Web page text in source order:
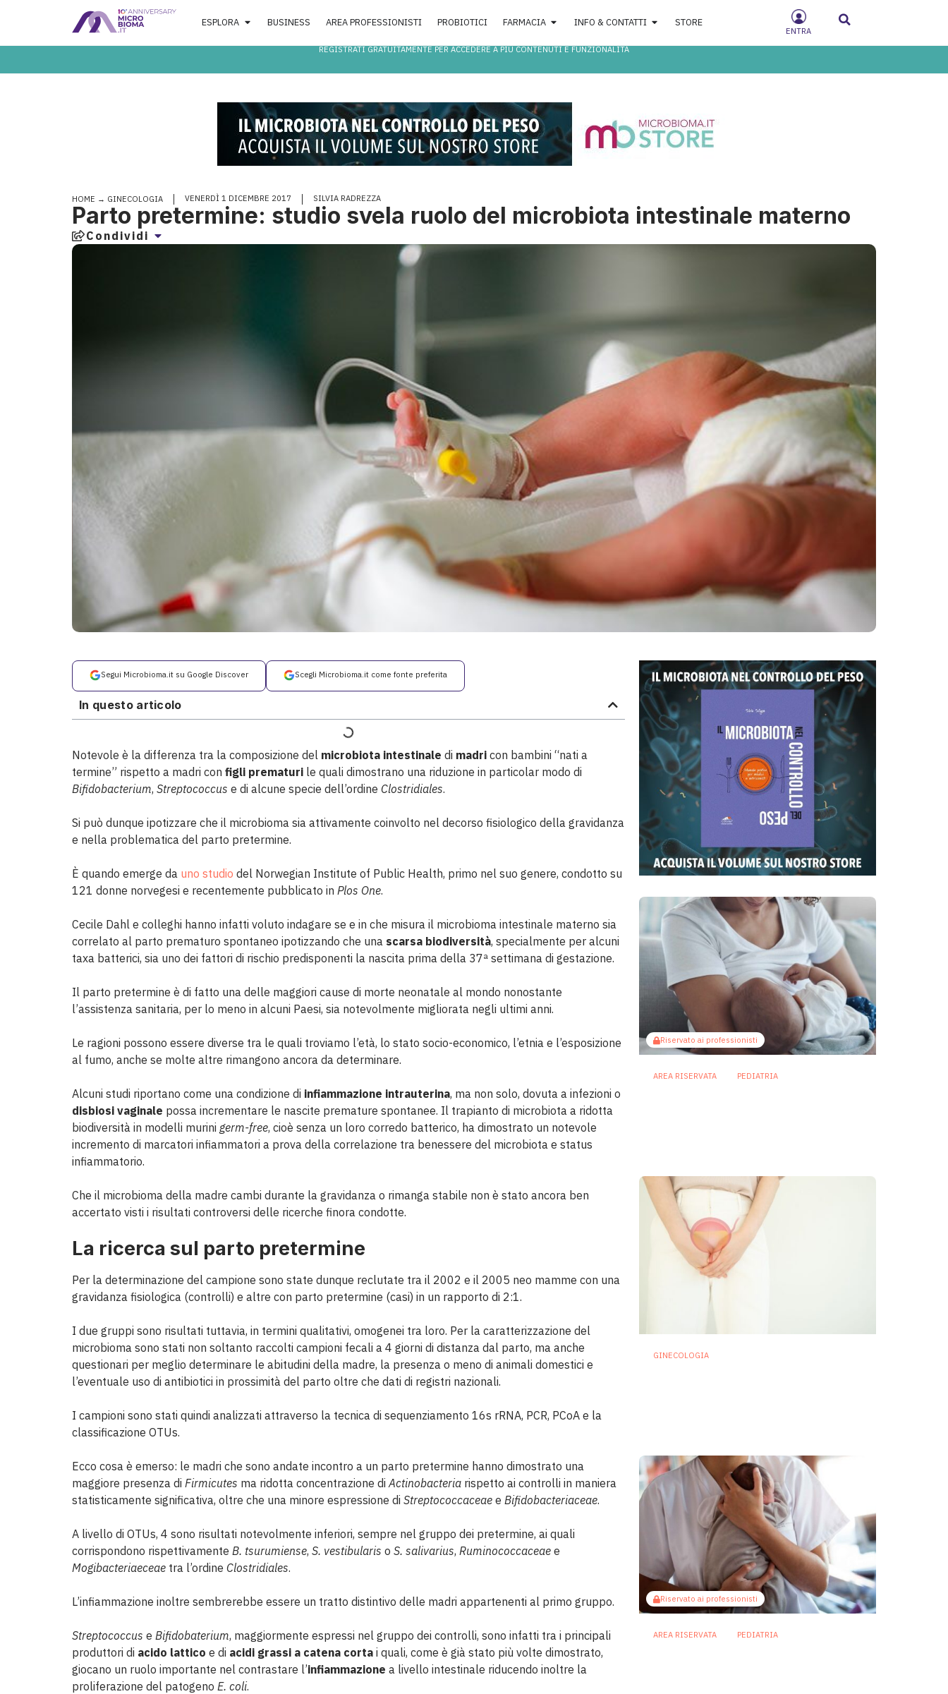
ESPLORA BUSINESS AREA PROFESSIONISTI PROBIOTICI FARMACIA INFO & CONTATTI STORE
ENTRA
REGISTRATI GRATUITAMENTE PER ACCEDERE A PIÙ CONTENUTI E FUNZIONALITÀ
HOME → GINECOLOGIA VENERDÌ 1 DICEMBRE 2017 SILVIA RADREZZA
Parto pretermine: studio svela ruolo del microbiota intestinale materno
Condividi
Segui Microbioma.it su Google Discover Scegli Microbioma.it come fonte preferita
In questo articolo
Notevole è la differenza tra la composizione del microbiota intestinale di madri con bambini “nati a
termine” rispetto a madri con figli prematuri le quali dimostrano una riduzione in particolar modo di
Bifidobacterium, Streptococcus e di alcune specie dell’ordine Clostridiales.
Si può dunque ipotizzare che il microbioma sia attivamente coinvolto nel decorso fisiologico della gravidanza
e nella problematica del parto pretermine.
È quando emerge da uno studio del Norwegian Institute of Public Health, primo nel suo genere, condotto su
121 donne norvegesi e recentemente pubblicato in Plos One.
Cecile Dahl e colleghi hanno infatti voluto indagare se e in che misura il microbioma intestinale materno sia
correlato al parto prematuro spontaneo ipotizzando che una scarsa biodiversità, specialmente per alcuni
taxa batterici, sia uno dei fattori di rischio predisponenti la nascita prima della 37ª settimana di gestazione.
Il parto pretermine è di fatto una delle maggiori cause di morte neonatale al mondo nonostante
l’assistenza sanitaria, per lo meno in alcuni Paesi, sia notevolmente migliorata negli ultimi anni.
Le ragioni possono essere diverse tra le quali troviamo l’età, lo stato socio-economico, l’etnia e l’esposizione
al fumo, anche se molte altre rimangono ancora da determinare.
Alcuni studi riportano come una condizione di infiammazione intrauterina, ma non solo, dovuta a infezioni o
disbiosi vaginale possa incrementare le nascite premature spontanee. Il trapianto di microbiota a ridotta
biodiversità in modelli murini germ-free, cioè senza un loro corredo batterico, ha dimostrato un notevole
incremento di marcatori infiammatori a prova della correlazione tra benessere del microbiota e status
infiammatorio.
Che il microbioma della madre cambi durante la gravidanza o rimanga stabile non è stato ancora ben
accertato visti i risultati controversi delle ricerche finora condotte.
La ricerca sul parto pretermine
Per la determinazione del campione sono state dunque reclutate tra il 2002 e il 2005 neo mamme con una
gravidanza fisiologica (controlli) e altre con parto pretermine (casi) in un rapporto di 2:1.
I due gruppi sono risultati tuttavia, in termini qualitativi, omogenei tra loro. Per la caratterizzazione del
microbioma sono stati non soltanto raccolti campioni fecali a 4 giorni di distanza dal parto, ma anche
questionari per meglio determinare le abitudini della madre, la presenza o meno di animali domestici e
l’eventuale uso di antibiotici in prossimità del parto oltre che dati di registri nazionali.
I campioni sono stati quindi analizzati attraverso la tecnica di sequenziamento 16s rRNA, PCR, PCoA e la
classificazione OTUs.
Ecco cosa è emerso: le madri che sono andate incontro a un parto pretermine hanno dimostrato una
maggiore presenza di Firmicutes ma ridotta concentrazione di Actinobacteria rispetto ai controlli in maniera
statisticamente significativa, oltre che una minore espressione di Streptococcaceae e Bifidobacteriaceae.
A livello di OTUs, 4 sono risultati notevolmente inferiori, sempre nel gruppo dei pretermine, ai quali
corrispondono rispettivamente B. tsurumiense, S. vestibularis o S. salivarius, Ruminococcaceae e
Mogibacteriaeceae tra l’ordine Clostridiales.
L’infiammazione inoltre sembrerebbe essere un tratto distintivo delle madri appartenenti al primo gruppo.
Streptococcus e Bifidobaterium, maggiormente espressi nel gruppo dei controlli, sono infatti tra i principali
produttori di acido lattico e di acidi grassi a catena corta i quali, come è già stato più volte dimostrato,
giocano un ruolo importante nel contrastare l’infiammazione a livello intestinale riducendo inoltre la
proliferazione del patogeno E. coli.
Riservato ai professionisti
AREA RISERVATA PEDIATRIA
GINECOLOGIA
Riservato ai professionisti
AREA RISERVATA PEDIATRIA